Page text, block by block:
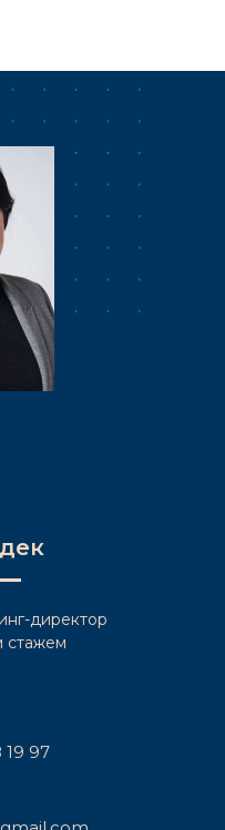
директор
стажем
19 97